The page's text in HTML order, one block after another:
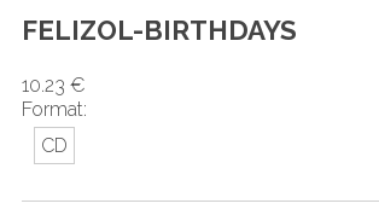
FELIZOL-BIRTHDAYS
10.23 €
Format:
CD